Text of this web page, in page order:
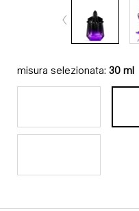
misura selezionata: 30 ml